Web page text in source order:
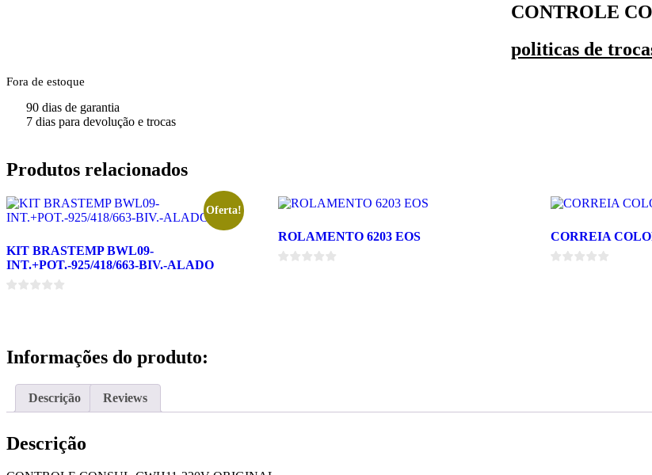
CONTROLE
politicas de
Fora de estoque
90 dias de garantia
7 dias para devolução e trocas
Produtos relacionados
Oferta!
KIT BRASTEMP BWL09-
INT.+POT.-925/418/663-BIV.-ALADO
ROLAMENTO 6203 EOS CORREIA
Informações do produto:
Descrição Reviews
Descrição